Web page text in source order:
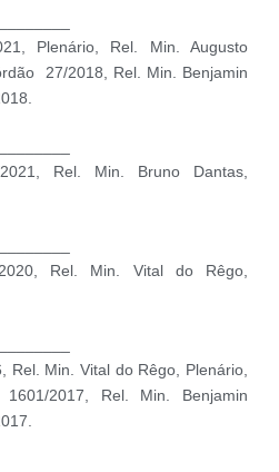
Plenário, Rel. Min. Augusto
27/2018, Rel. Min. Benjamin
Rel. Min. Bruno Dantas,
Rel. Min. Vital do Rêgo,
Rel. Min. Vital do Rêgo, Plenário,
2017, Rel. Min. Benjamin